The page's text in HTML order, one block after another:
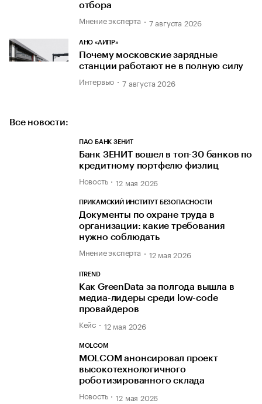
отбора
Мнение эксперта 7 августа 2026
АНО «АИПР»
Почему московские зарядные
станции работают не в полную силу
Интервью 7 августа 2026
Все новости:
ПАО БАНК ЗЕНИТ
Банк ЗЕНИТ вошел в топ-30 банков по
кредитному портфелю физлиц
Новость 12 мая 2026
ПРИКАМСКИЙ ИНСТИТУТ БЕЗОПАСНОСТИ
Документы по охране труда в
организации: какие требования
нужно соблюдать
Мнение эксперта 12 мая 2026
ITREND
Как GreenData за полгода вышла в
медиа-лидеры среди low-code
провайдеров
Кейс 12 мая 2026
MOLCOM
MOLCOM анонсировал проект
высокотехнологичного
роботизированного склада
Новость 12 мая 2026